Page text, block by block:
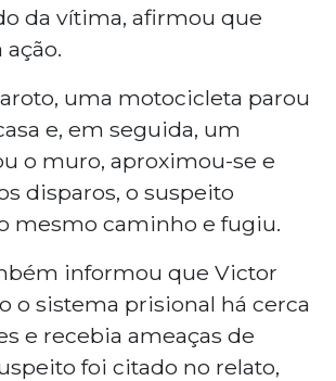
da vítima, afirmou que
uma motocicleta parou
e, em seguida, um
o muro, aproximou-se e
disparos, o suspeito
mesmo caminho e fugiu.
informou que Victor
o sistema prisional há cerca
e recebia ameaças de
foi citado no relato,